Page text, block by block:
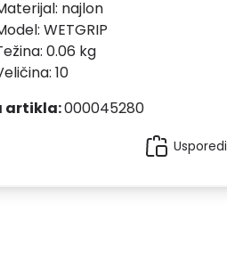
najlon
WETGRIP
0.06 kg
10
artikla:000045280
Usporedi